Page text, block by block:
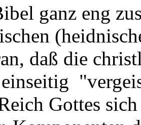
ganz eng
daß die
einseitig
Gottes